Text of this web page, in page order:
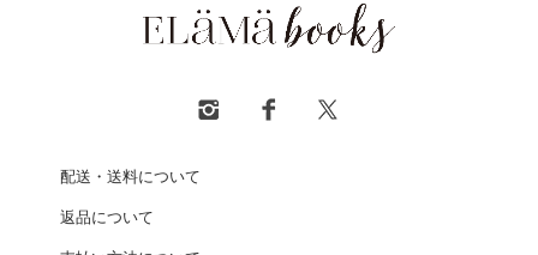
配送・送料について
返品について